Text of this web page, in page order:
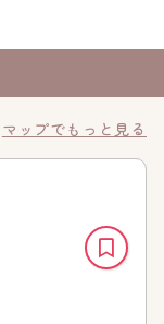
マップでもっと見る